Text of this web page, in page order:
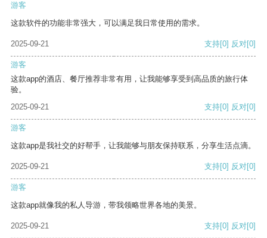
游客
这款软件的功能非常强大，可以满足我日常使用的需求。
2025-09-21 支持[0] 反对[0]
游客
这款app的酒店、餐厅推荐非常有用，让我能够享受到高品质的旅行体
验。
2025-09-21
支持[0] 反对[0]
游客
这款app是我社交的好帮手，让我能够与朋友保持联系，分享生活点滴。
2025-09-21 支持[0] 反对[0]
游客
这款app就像我的私人导游，带我领略世界各地的美景。
2025-09-21 支持[0] 反对[0]